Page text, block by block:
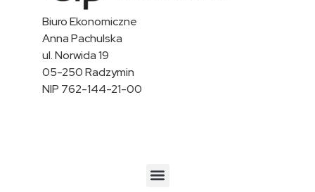
Biuro Ekonomiczne
Anna Pachulska
ul. Norwida 19
05-250 Radzymin
NIP 762-144-21-00